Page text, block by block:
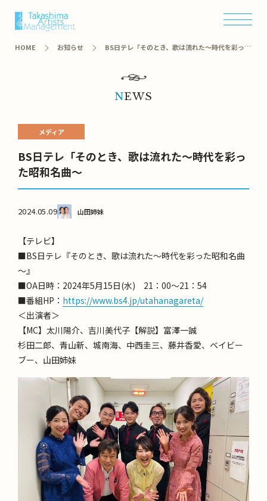
HOME お知らせ
BS日テレ「そのとき、歌は流れた～時代を彩った
NEWS
BS日テレ「そのとき、歌は流れた～時代を彩っ
た昭和名曲～
メディア
2024.05.09 山田姉妹
【テレビ】
■BS日テレ『そのとき、歌は流れた～時代を彩った昭和名曲
～』
■OA日時：2024年5月15日(水) 21：00～21：54
■番組HP： https://www.bs4.jp/utahanagareta/
＜出演者＞
【MC】太川陽介、吉川美代子【解説】富澤一誠
杉田二郎、青山新、城南海、中西圭三、藤井香愛、ベイビー
ブー、山田姉妹